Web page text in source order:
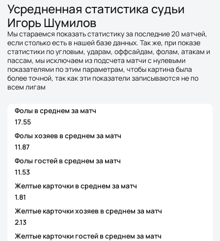
Усредненная статистика судьи
Игорь Шумилов
Мы стараемся показать статистику за последние 20 матчей,
если столько есть в нашей базе данных. Так же, при показе
статистики по угловым, ударам, оффсайдам, фолам, атакам и
пассам, мы исключаем из подсчета матчи с нулевыми
показателями по этим параметрам, чтобы картина была
более точной, так как эти показатели записываются не по
всем лигам
Фолы в среднем за матч
17.55
Фолы хозяев в среднем за матч
11.87
Фолы гостей в среднем за матч
11.53
Желтые карточки в среднем за матч
1.81
Желтые карточки хозяев в среднем за матч
2.13
Желтые карточки гостей в среднем за матч